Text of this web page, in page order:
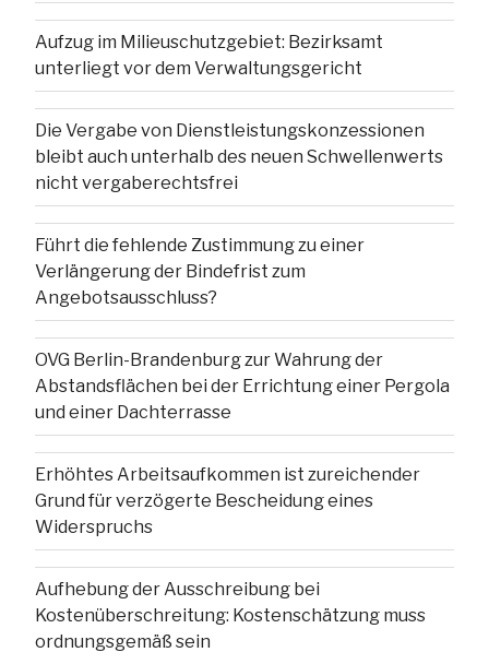
Aufzug im Milieuschutzgebiet: Bezirksamt
unterliegt vor dem Verwaltungsgericht
Die Vergabe von Dienstleistungskonzessionen
bleibt auch unterhalb des neuen Schwellenwerts
nicht vergaberechtsfrei
Führt die fehlende Zustimmung zu einer
Verlängerung der Bindefrist zum
Angebotsausschluss?
OVG Berlin-Brandenburg zur Wahrung der
Abstandsflächen bei der Errichtung einer Pergola
und einer Dachterrasse
Erhöhtes Arbeitsaufkommen ist zureichender
Grund für verzögerte Bescheidung eines
Widerspruchs
Aufhebung der Ausschreibung bei
Kostenüberschreitung: Kostenschätzung muss
ordnungsgemäß sein